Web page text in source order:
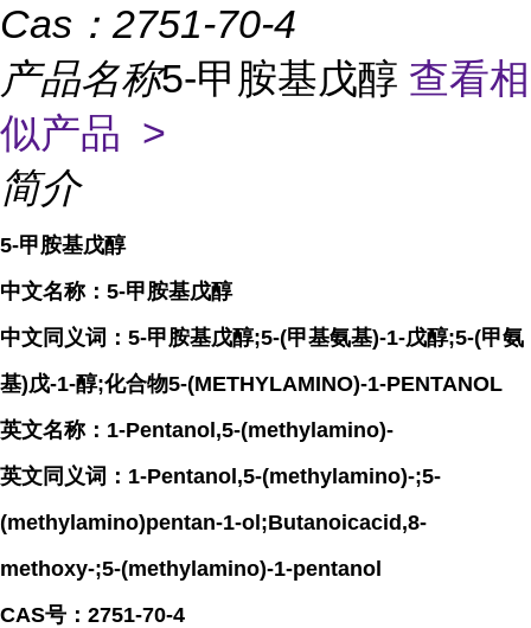
Cas： 2751-70-4
产品名称5-甲胺基戊醇 查看相
似产品 >
简介
5-甲胺基戊醇
中文名称：5-甲胺基戊醇
中文同义词：5-甲胺基戊醇;5-(甲基氨基)-1-戊醇;5-(甲氨
基)戊-1-醇;化合物5-(METHYLAMINO)-1-PENTANOL
英文名称：1-Pentanol,5-(methylamino)-
英文同义词：1-Pentanol,5-(methylamino)-;5-
(methylamino)pentan-1-ol;Butanoicacid,8-
methoxy-;5-(methylamino)-1-pentanol
CAS号：2751-70-4